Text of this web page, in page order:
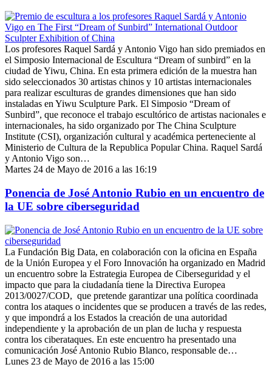
Los profesores Raquel Sardá y Antonio Vigo han sido premiados en
el Simposio Internacional de Escultura “Dream of sunbird” en la
ciudad de Yiwu, China. En esta primera edición de la muestra han
sido seleccionados 30 artistas chinos y 10 artistas internacionales
para realizar esculturas de grandes dimensiones que han sido
instaladas en Yiwu Sculpture Park. El Simposio “Dream of
Sunbird”, que reconoce el trabajo escultórico de artistas nacionales e
internacionales, ha sido organizado por The China Sculpture
Institute (CSI), organización cultural y académica perteneciente al
Ministerio de Cultura de la Republica Popular China. Raquel Sardá
y Antonio Vigo son…
Martes 24 de Mayo de 2016 a las 16:19
Ponencia de José Antonio Rubio en un encuentro de
la UE sobre ciberseguridad
La Fundación Big Data, en colaboración con la oficina en España
de la Unión Europea y el Foro Innovación ha organizado en Madrid
un encuentro sobre la Estrategia Europea de Ciberseguridad y el
impacto que para la ciudadanía tiene la Directiva Europea
2013/0027/COD, que pretende garantizar una política coordinada
contra los ataques o incidentes que se producen a través de las redes,
y que impondrá a los Estados la creación de una autoridad
independiente y la aprobación de un plan de lucha y respuesta
contra los ciberataques. En este encuentro ha presentado una
comunicación José Antonio Rubio Blanco, responsable de…
Lunes 23 de Mayo de 2016 a las 15:00